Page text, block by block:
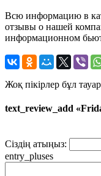
Всю информацию в
отзывы о нашей
информационном
Жоқ пікірлер бұл
text_review_add
Сіздің атыңыз:
entry_pluses